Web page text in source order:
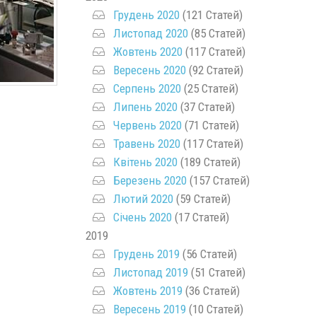
Грудень 2020(121 Статей)
Листопад 2020(85 Статей)
Жовтень 2020(117 Статей)
Вересень 2020(92 Статей)
Серпень 2020(25 Статей)
Липень 2020(37 Статей)
Червень 2020(71 Статей)
Травень 2020(117 Статей)
Квітень 2020(189 Статей)
Березень 2020(157 Статей)
Лютий 2020(59 Статей)
Січень 2020(17 Статей)
2019
Грудень 2019 (56 Статей)
Листопад 2019 (51 Статей)
Жовтень 2019 (36 Статей)
Вересень 2019 (10 Статей)